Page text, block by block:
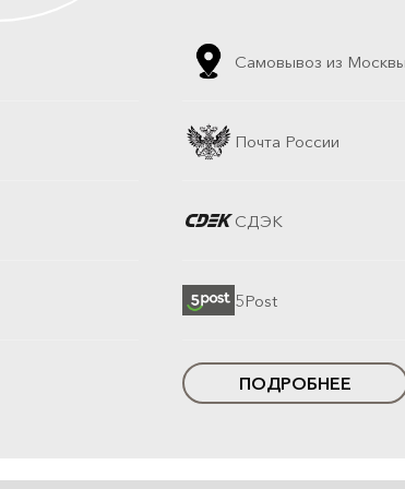
Самовывоз из
Почта России
СДЭК
5Post
ПОДРОБНЕЕ